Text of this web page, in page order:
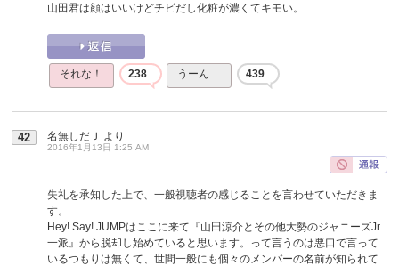
山田君は顔はいいけどチビだし化粧が濃くてキモい。
それな！ 238 うーん… 439
42 名無しだＪ より
2016年1月13日 1:25 AM
失礼を承知した上で、一般視聴者の感じることを言わせていただきま
す。
Hey! Say! JUMPはここに来て『山田涼介とその他大勢のジャニーズJr
一派』から脱却し始めていると思います。って言うのは悪口で言って
いるつもりは無くて、世間一般にも個々のメンバーの名前が知られて